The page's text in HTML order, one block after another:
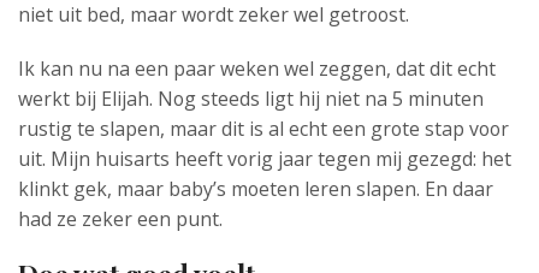
niet uit bed, maar wordt zeker wel getroost.
Ik kan nu na een paar weken wel zeggen, dat dit echt
werkt bij Elijah. Nog steeds ligt hij niet na 5 minuten
rustig te slapen, maar dit is al echt een grote stap voor
uit. Mijn huisarts heeft vorig jaar tegen mij gezegd: het
klinkt gek, maar baby’s moeten leren slapen. En daar
had ze zeker een punt.